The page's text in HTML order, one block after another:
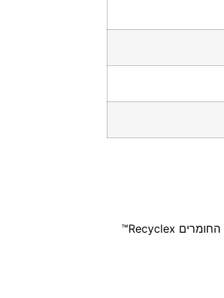
האריג החיצוני עשוי מ-100% PET ממוחזר לאחר צריכה, כחלק מיוזמת טכנולוגיית החומרים Recyclex™